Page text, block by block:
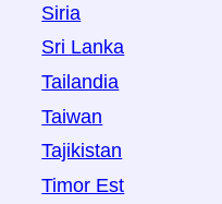
Siria
Sri Lanka
Tailandia
Taiwan
Tajikistan
Timor Est